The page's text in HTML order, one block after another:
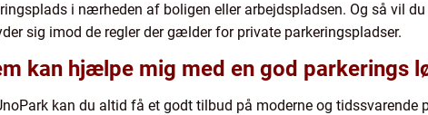
i nærheden af boligen eller arbejdspladsen. Og så vil
sig imod de regler der gælder for private parkeringspladser.
kan hjælpe mig med en god parkerings
kan du altid få et godt tilbud på moderne og